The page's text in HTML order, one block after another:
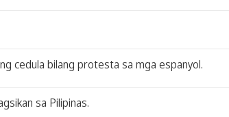
cedula bilang protesta sa mga espanyol.
sa Pilipinas.